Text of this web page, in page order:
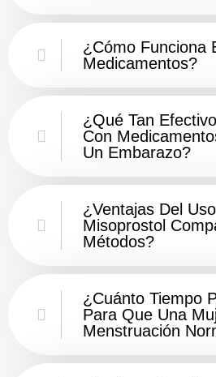
¿Cómo Funciona
Medicamentos?
¿Qué Tan
Con
Un Embarazo?
¿Ventajas Del
Misoprostol
Métodos?
¿Cuánto Tiempo
Para Que Una
Menstruación